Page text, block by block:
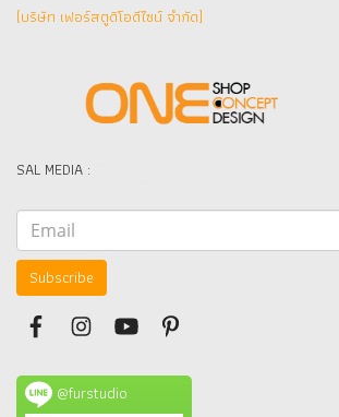
(บริษัท เฟอร์สตูดิโอดีไซน์ จำกัด]
SAL MEDIA :
Subscribe
@furstudio